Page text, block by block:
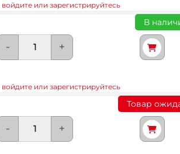
войдите или зарегистрируйтесь
В
- +
войдите или зарегистрируйтесь
Товар
- +